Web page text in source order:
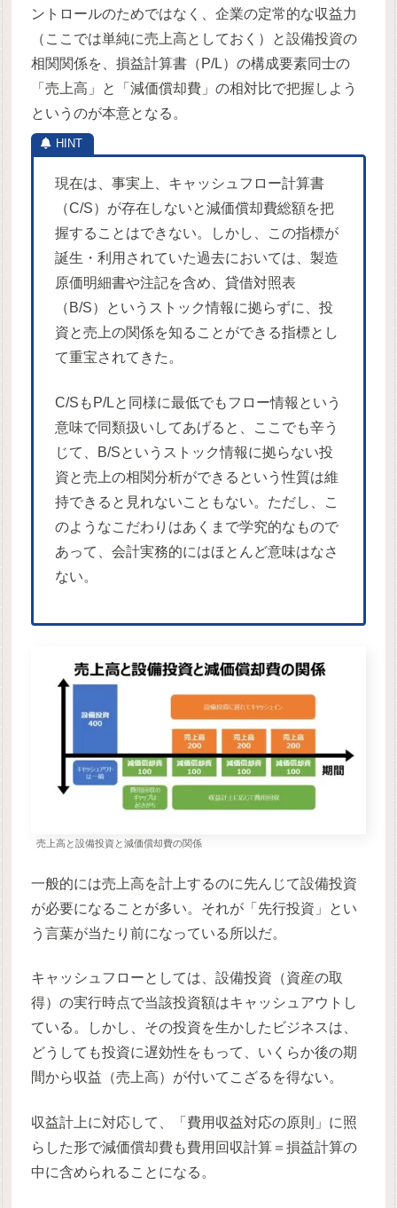
ントロールのためではなく、企業の定常的な収益力
（ここでは単純に売上高としておく）と設備投資の
相関関係を、損益計算書（P/L）の構成要素同士の
「売上高」と「減価償却費」の相対比で把握しよう
というのが本意となる。
現在は、事実上、キャッシュフロー計算書
（C/S）が存在しないと減価償却費総額を把
握することはできない。しかし、この指標が
誕生・利用されていた過去においては、製造
原価明細書や注記を含め、貸借対照表
（B/S）というストック情報に拠らずに、投
資と売上の関係を知ることができる指標とし
て重宝されてきた。
C/SもP/Lと同様に最低でもフロー情報という
意味で同類扱いしてあげると、ここでも辛う
じて、B/Sというストック情報に拠らない投
資と売上の相関分析ができるという性質は維
持できると見れないこともない。ただし、こ
のようなこだわりはあくまで学究的なもので
あって、会計実務的にはほとんど意味はなさ
ない。
売上高と設備投資と減価償却費の関係
一般的には売上高を計上するのに先んじて設備投資
が必要になることが多い。それが「先行投資」とい
う言葉が当たり前になっている所以だ。
キャッシュフローとしては、設備投資（資産の取
得）の実行時点で当該投資額はキャッシュアウトし
ている。しかし、その投資を生かしたビジネスは、
どうしても投資に遅効性をもって、いくらか後の期
間から収益（売上高）が付いてこざるを得ない。
収益計上に対応して、「費用収益対応の原則」に照
らした形で減価償却費も費用回収計算＝損益計算の
中に含められることになる。